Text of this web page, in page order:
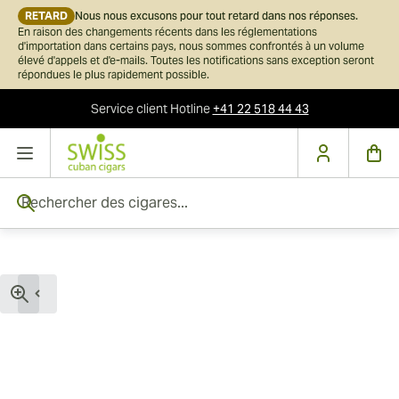
RETARD Nous nous excusons pour tout retard dans nos réponses.
En raison des changements récents dans les réglementations
d'importation dans certains pays, nous sommes confrontés à un volume
élevé d'appels et d'e-mails. Toutes les notifications sans exception seront
répondues le plus rapidement possible.
Service clientHotline+41 22 518 44 43
Skip to Content